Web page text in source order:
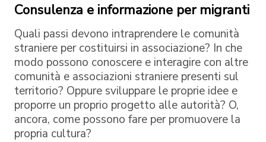
Consulenza e informazione per migranti
Quali passi devono intraprendere le comunità
straniere per costituirsi in associazione? In che
modo possono conoscere e interagire con altre
comunità e associazioni straniere presenti sul
territorio? Oppure sviluppare le proprie idee e
proporre un proprio progetto alle autorità? O,
ancora, come possono fare per promuovere la
propria cultura?